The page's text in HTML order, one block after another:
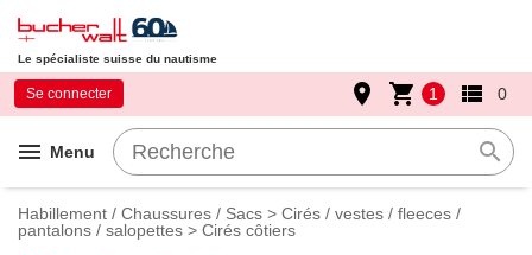
Le spécialiste suisse du nautisme
menu Menu search
Se connecter place shopping_cart 1 view_list 0
Habillement / Chaussures / Sacs > Cirés / vestes / fleeces /
pantalons / salopettes > Cirés côtiers